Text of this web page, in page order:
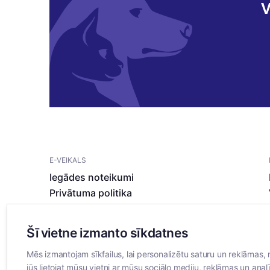
E-VEIKALS
Iegādes noteikumi
Privātuma politika
Šī vietne izmanto sīkdatnes
Mēs izmantojam sīkfailus, lai personalizētu saturu un
jūs lietojat mūsu vietni ar mūsu sociālo mediju, reklāmas un